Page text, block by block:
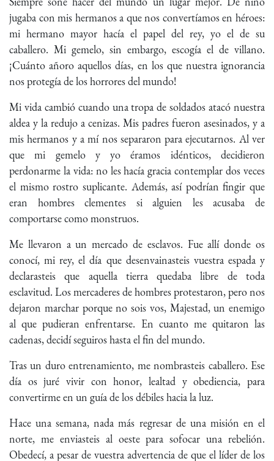
jugaba con mis hermanos a que nos convertíamos en héroes:
mi hermano mayor hacía el papel del rey, yo el de su
caballero. Mi gemelo, sin embargo, escogía el de villano.
¡Cuánto añoro aquellos días, en los que nuestra ignorancia
nos protegía de los horrores del mundo!
Mi vida cambió cuando una tropa de soldados atacó nuestra
aldea y la redujo a cenizas. Mis padres fueron asesinados, y a
mis hermanos y a mí nos separaron para ejecutarnos. Al ver
que mi gemelo y yo éramos idénticos, decidieron
perdonarme la vida: no les hacía gracia contemplar dos veces
el mismo rostro suplicante. Además, así podrían fingir que
eran hombres clementes si alguien les acusaba de
comportarse como monstruos.
Me llevaron a un mercado de esclavos. Fue allí donde os
conocí, mi rey, el día que desenvainasteis vuestra espada y
declarasteis que aquella tierra quedaba libre de toda
esclavitud. Los mercaderes de hombres protestaron, pero nos
dejaron marchar porque no sois vos, Majestad, un enemigo
al que pudieran enfrentarse. En cuanto me quitaron las
cadenas, decidí seguiros hasta el fin del mundo.
Tras un duro entrenamiento, me nombrasteis caballero. Ese
día os juré vivir con honor, lealtad y obediencia, para
convertirme en un guía de los débiles hacia la luz.
Hace una semana, nada más regresar de una misión en el
norte, me enviasteis al oeste para sofocar una rebelión.
Obedecí, a pesar de vuestra advertencia de que el líder de los